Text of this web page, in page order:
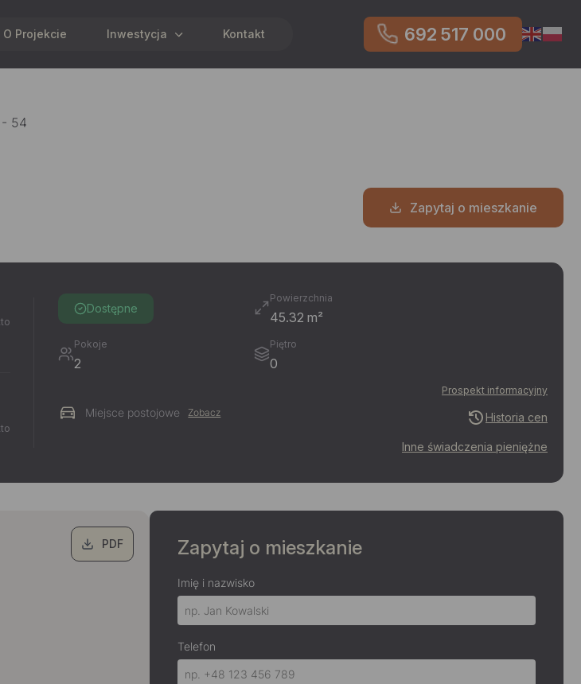
O Projekcie Inwestycja Kontakt 692 517 000
- 54
Zapytaj o mieszkanie
Dostępne
Powierzchnia
45.32 m²
Pokoje
2
Piętro
0
Miejsce postojowe Zobacz
Prospekt informacyjny
Historia cen
Inne świadczenia pieniężne
PDF Zapytaj o mieszkanie
Imię i nazwisko
Telefon